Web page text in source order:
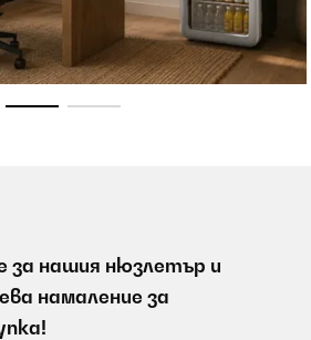
за нашия нюзлетър и
намаление за